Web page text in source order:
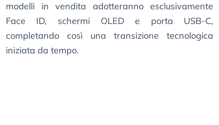
modelli in vendita adotteranno esclusivamente
Face ID, schermi OLED e porta USB-C,
completando così una transizione tecnologica
iniziata da tempo.